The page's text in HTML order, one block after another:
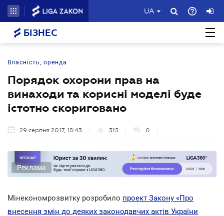
UA
БІЗНЕС
Власність, оренда
Порядок охорони прав на
винаходи та корисні моделі буде
істотно скориговано
29 серпня 2017, 15:43 315 0
Реклама
Мінекономрозвитку розробило проект Закону «Про
внесення змін до деяких законодавчих актів України